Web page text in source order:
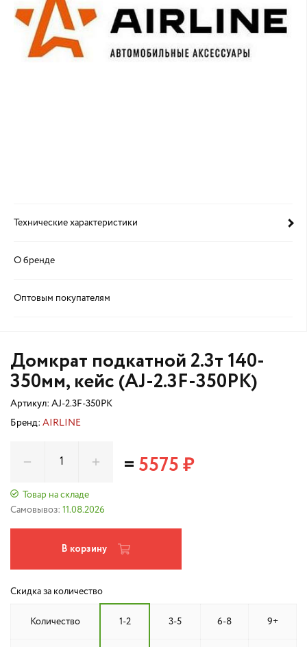
Технические характеристики
О бренде
Оптовым покупателям
Домкрат подкатной 2.3т 140-
350мм, кейс (AJ-2.3F-350PK)
Артикул: AJ-2.3F-350PK
Бренд: AIRLINE
Товар на складе
Самовывоз: 11.08.2026
=5575 ₽
В корзину
Скидка за количество
Количество 1-2 3-5 6-8 9+